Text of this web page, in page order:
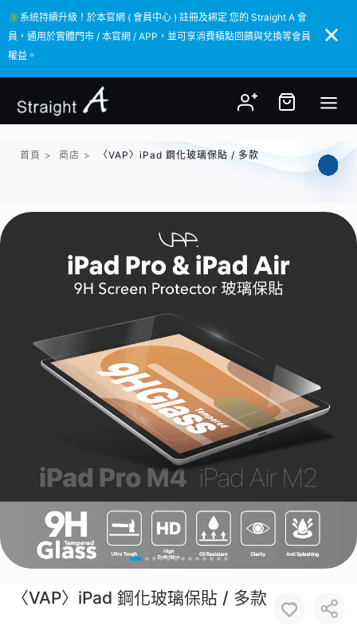
✳️系統持續升級！於本官網 ( 會員中心 ) 註冊及綁定 您的 Straight A 會
員，通用於實體門市 / 本官網 / APP，並可享消費積點回饋與兌換等會員
權益。
✳️系統持續升級！於本官網 ( 會員中心 ) 註冊及綁定 您的 Straight A 會
員，通用於實體門市 / 本官網 / APP，並可享消費積點回饋與兌換等會員
權益。
首頁 > 商店 > 〈VAP〉iPad 鋼化玻璃保貼 / 多款
〈VAP〉iPad 鋼化玻璃保貼 / 多款